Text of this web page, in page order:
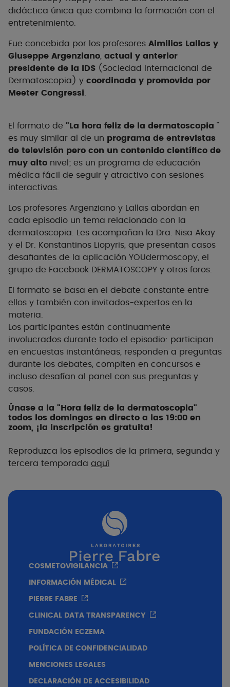
didáctica única que combina la formación con el
entretenimiento
Fue concebida por los profesores Aimilios Lallas y
Giuseppe Argenziano actual y anterior
presidente de la IDS (Sociedad Internacional de
Dermatoscopia) y coordinada y promovida por
Meeter Congressi
El formato de "La hora feliz de la dermatoscopia "
es muy similar al de un programa de entrevistas
de televisión pero con un contenido científico de
muy alto nivel; es un programa de educación
médica fácil de seguir y atractivo con sesiones
interactivas.
Los profesores Argenziano y Lallas abordan en
cada episodio un tema relacionado con la
dermatoscopia. Les acompañan la Dra. Nisa Akay
y el Dr. Konstantinos Liopyris, que presentan casos
desafiantes de la aplicación YOUdermoscopy, el
grupo de Facebook DERMATOSCOPY y otros foros.
El formato se basa en el debate constante entre
ellos y también con invitados-expertos en la
materia.
Los participantes están continuamente
involucrados durante todo el episodio: participan
en encuestas instantáneas, responden a preguntas
durante los debates, compiten en concursos e
incluso desafían al panel con sus preguntas y
casos.
Únase a la "Hora feliz de la dermatoscopia"
todos los domingos en directo a las 19:00 en
zoom, ¡la inscripción es gratuita!
Reproduzca los episodios de la primera, segunda y
tercera temporada aquí
COSMETOVIGILANCIA
INFORMACIÓN MÉDICAL
PIERRE FABRE
CLINICAL DATA TRANSPARENCY
FUNDACIÓN ECZEMA
POLÍTICA DE CONFIDENCIALIDAD
MENCIONES LEGALES
DECLARACIÓN DE ACCESIBILIDAD